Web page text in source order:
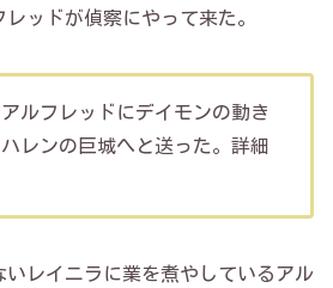
ッドが偵察にやって来た。
ルフレッドにデイモンの動き
レンの巨城へと送った。詳細
レイニラに業を煮やしているアル